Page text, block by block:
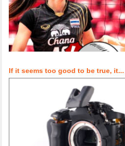
If it seems too good to be true, it...